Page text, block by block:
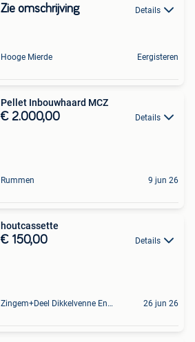
Zie omschrijving Details
Hooge Mierde Eergisteren
Pellet Inbouwhaard MCZ
€ 2.000,00 Details
Rummen 9 jun 26
houtcassette
€ 150,00 Details
Zingem+Deel Dikkelvenne En Nederzwalm-Hermelgem 26 jun 26